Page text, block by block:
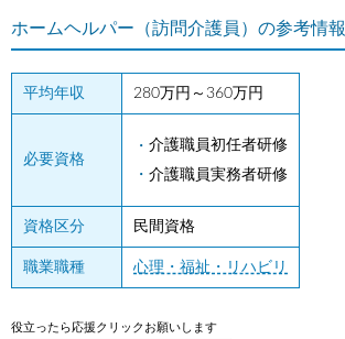
ホームヘルパー（訪問介護員）の参考情報
平均年収 280万円～360万円
必要資格
介護職員初任者研修
介護職員実務者研修
資格区分 民間資格
職業職種 心理・福祉・リハビリ
役立ったら応援クリックお願いします